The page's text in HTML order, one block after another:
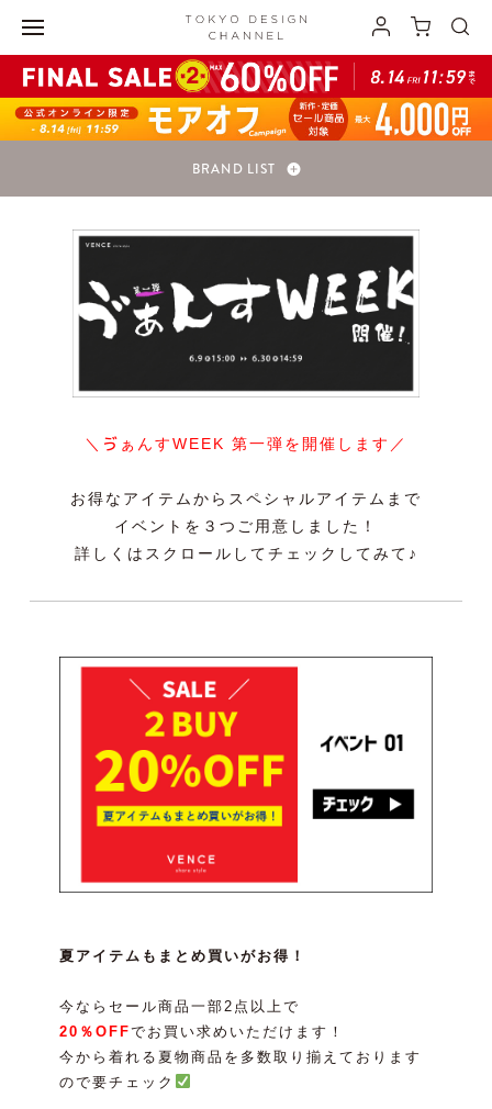
BRAND LIST
＼ゔぁんすWEEK 第一弾を開催します／
お得なアイテムからスペシャルアイテムまで
イベントを３つご用意しました！
詳しくはスクロールしてチェックしてみて♪
夏アイテムもまとめ買いがお得！
今ならセール商品一部2点以上で
20％OFFでお買い求めいただけます！
今から着れる夏物商品を多数取り揃えております
ので要チェック